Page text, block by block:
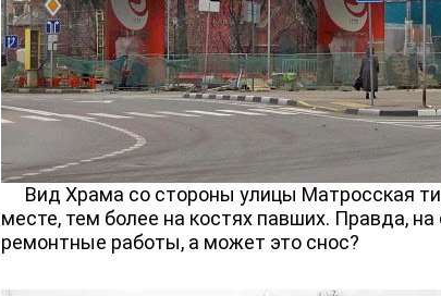
Вид Храма со стороны улицы Матросская
месте, тем более на костях павших. Правда,
ремонтные работы, а может это снос?